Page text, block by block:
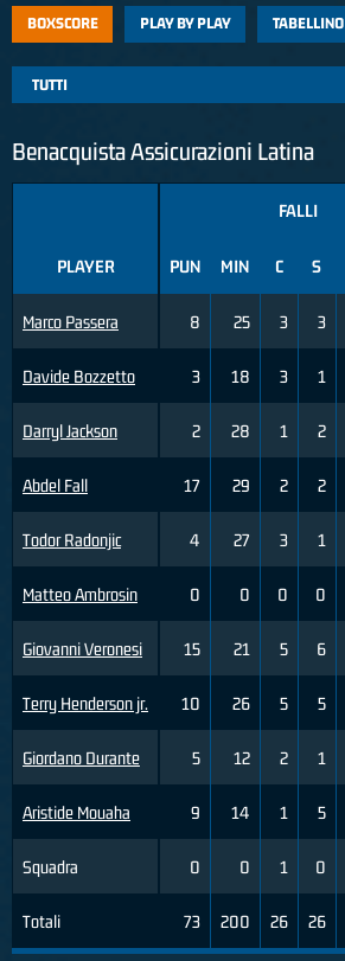
BOXSCORE PLAY BY PLAY TABELLINO
Benacquista Assicurazioni Latina
PLAYER
Marco Passera
Davide Bozzetto
Darryl Jackson
Abdel Fall
Todor Radonjic
Matteo Ambrosin
Giovanni Veronesi
Terry Henderson jr.
Giordano Durante
Aristide Mouaha
Squadra
Totali
FALLI
PUN MIN C S
8 25 3 3
3 18 3 1
2 28 1 2
17 29 2 2
4 27 3 1
0 0 0 0
15 21 5 6
10 26 5 5
5 12 2 1
9 14 1 5
0 0 1 0
73 200 26 26